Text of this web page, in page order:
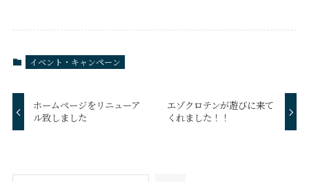
イベント・キャンペーン
ホームページをリニューア
ル致しました
エゾクロテンが遊びに来て
くれました！！